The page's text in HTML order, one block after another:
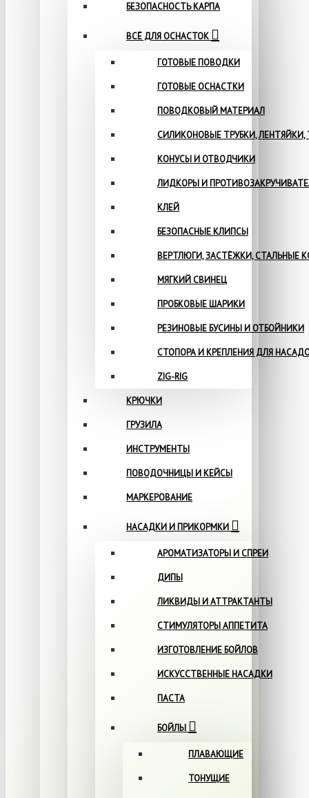
БЕЗОПАСНОСТЬ КАРПА
ВСЁ ДЛЯ ОСНАСТОК
ГОТОВЫЕ ПОВОДКИ
ГОТОВЫЕ ОСНАСТКИ
ПОВОДКОВЫЙ МАТЕРИАЛ
СИЛИКОНОВЫЕ ТРУБКИ,
КОНУСЫ И ОТВОДЧИКИ
ЛИДКОРЫ И
КЛЕЙ
БЕЗОПАСНЫЕ КЛИПСЫ
ВЕРТЛЮГИ, ЗАСТЁЖКИ, СТАЛЬНЫЕ
МЯГКИЙ СВИНЕЦ
ПРОБКОВЫЕ ШАРИКИ
РЕЗИНОВЫЕ БУСИНЫ И ОТБОЙНИКИ
СТОПОРА И КРЕПЛЕНИЯ ДЛЯ
ZIG-RIG
КРЮЧКИ
ГРУЗИЛА
ИНСТРУМЕНТЫ
ПОВОДОЧНИЦЫ И КЕЙСЫ
МАРКЕРОВАНИЕ
НАСАДКИ И ПРИКОРМКИ
АРОМАТИЗАТОРЫ И СПРЕИ
ДИПЫ
ЛИКВИДЫ И АТТРАКТАНТЫ
СТИМУЛЯТОРЫ АППЕТИТА
ИЗГОТОВЛЕНИЕ БОЙЛОВ
ИСКУССТВЕННЫЕ НАСАДКИ
ПАСТА
БОЙЛЫ
ПЛАВАЮЩИЕ
ТОНУЩИЕ